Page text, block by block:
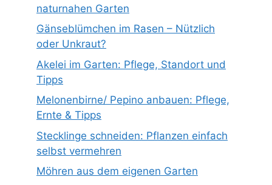
naturnahen Garten
Gänseblümchen im Rasen – Nützlich
oder Unkraut?
Akelei im Garten: Pflege, Standort und
Tipps
Melonenbirne/ Pepino anbauen: Pflege,
Ernte & Tipps
Stecklinge schneiden: Pflanzen einfach
selbst vermehren
Möhren aus dem eigenen Garten